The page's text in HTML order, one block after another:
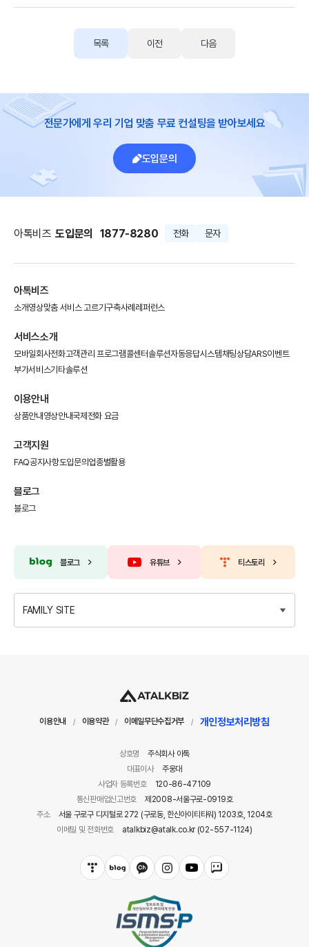
목록 이전 다음
전문가에게 우리 기업 맞춤 무료 컨설팅을 받아보세요
도입문의
아톡비즈 도입문의 1877-8280 전화 문자
아톡비즈
소개영상맞춤 서비스 고르기구축사례 레퍼런스
서비스소개
모바일회사전화고객관리 프로그램콜센터솔루션자동응답시스템채팅상담ARS이벤트
부가서비스기타솔루션
이용안내
상품안내 영상안내국제전화 요금
고객지원
FAQ공지사항도입문의 업종별활용
블로그
블로그
블로그 유튜브 티스토리
FAMILY SITE
이용안내 / 이용약관 / 이메일무단수집거부 / 개인정보처리방침
상호명
주식회사 아톡
대표이사
주웅대
사업자 등록번호
120-86-47109
통신판매업신고번호
제2008-서울구로-0919호
주소
서울 구로구 디지털로 272 (구로동, 한신아이티타워) 1203호, 1204호
이메일 및 전화번호
atalkbiz@atalk.co.kr (02-557-1124)